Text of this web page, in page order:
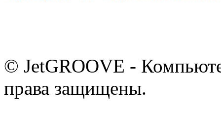
© JetGROOVE -
права защищены.